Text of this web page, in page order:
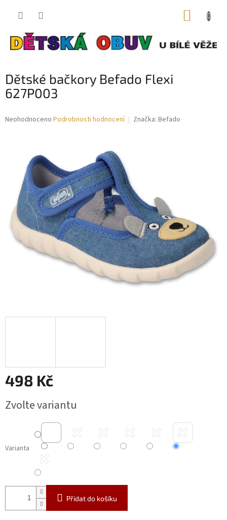
Dětské bačkory Befado Flexi
627P003
Průměrné
hvězdiček.
Neohodnoceno Podrobnosti hodnocení Značka: Befado
498 Kč
cena:
Zvolte variantu
Varianta
Přidat do košíku